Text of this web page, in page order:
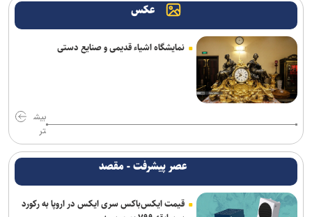
عکس
نمایشگاه اشیاء قدیمی و صنایع دستی
بیش
تر
عصر پیشرفت - مقصد
قیمت ایکس‌باکس سری ایکس در اروپا به رکورد